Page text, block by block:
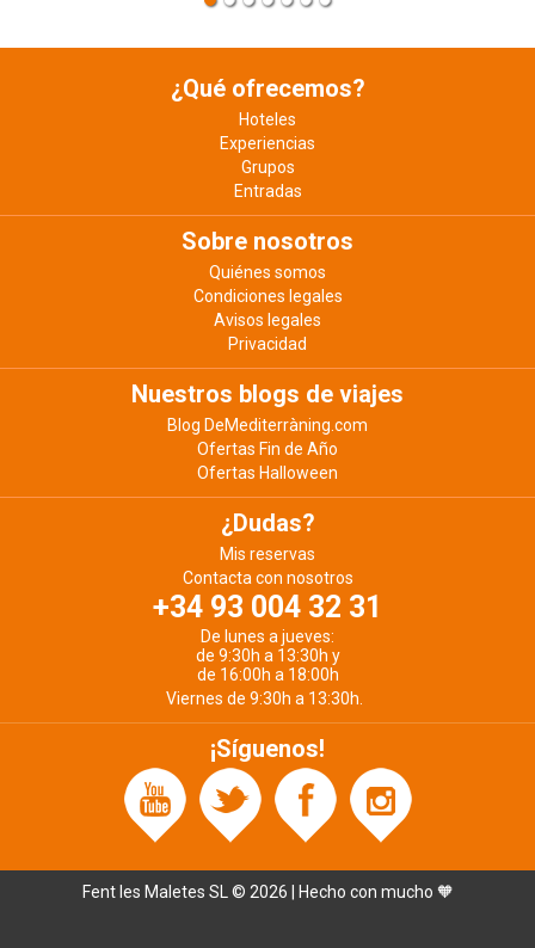
¿Qué ofrecemos?
Hoteles
Experiencias
Grupos
Entradas
Sobre nosotros
Quiénes somos
Condiciones legales
Avisos legales
Privacidad
Nuestros blogs de viajes
Blog DeMediterràning.com
Ofertas Fin de Año
Ofertas Halloween
¿Dudas?
Mis reservas
Contacta con nosotros
+34 93 004 32 31
De lunes a jueves:
de 9:30h a 13:30h y
de 16:00h a 18:00h
Viernes de 9:30h a 13:30h.
¡Síguenos!
Fent les Maletes SL © 2026 | Hecho con mucho 🧡